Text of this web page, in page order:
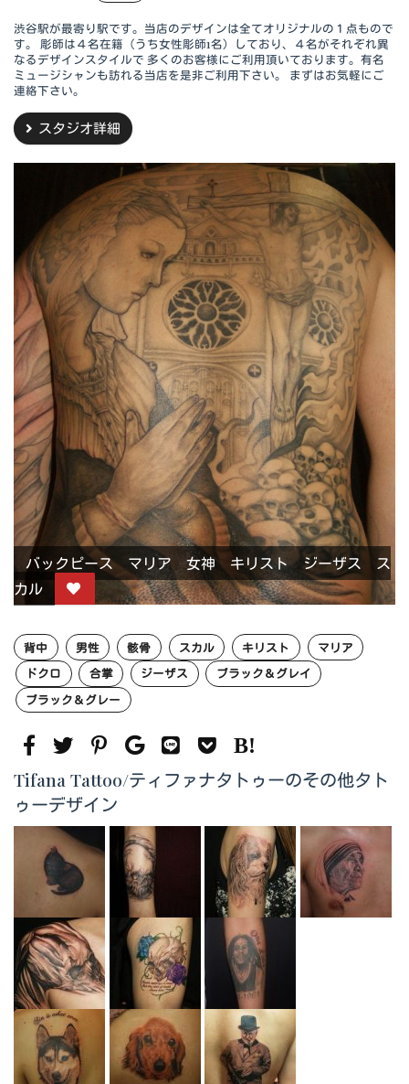
渋谷駅が最寄り駅です。当店のデザインは全てオリジナルの１点もので
す。 彫師は４名在籍（うち女性彫師1名）しており、４名がそれぞれ異
なるデザインスタイルで 多くのお客様にご利用頂いております。有名
ミュージシャンも訪れる当店を是非ご利用下さい。 まずはお気軽にご
連絡下さい。
スタジオ詳細
バックピース マリア 女神 キリスト ジーザス ス
カル
背中 男性 骸骨 スカル キリスト
マリア
ドクロ
合掌 ジーザス
ブラック＆グレイ
ブラック＆グレー
Tifana Tattoo/ティファナタトゥーのその他タト
ゥーデザイン